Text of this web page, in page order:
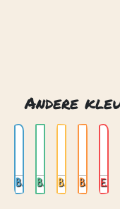
Andere
Beer met honing Boomhut Boomstronkhuis Bos met waterval Eekhoorn